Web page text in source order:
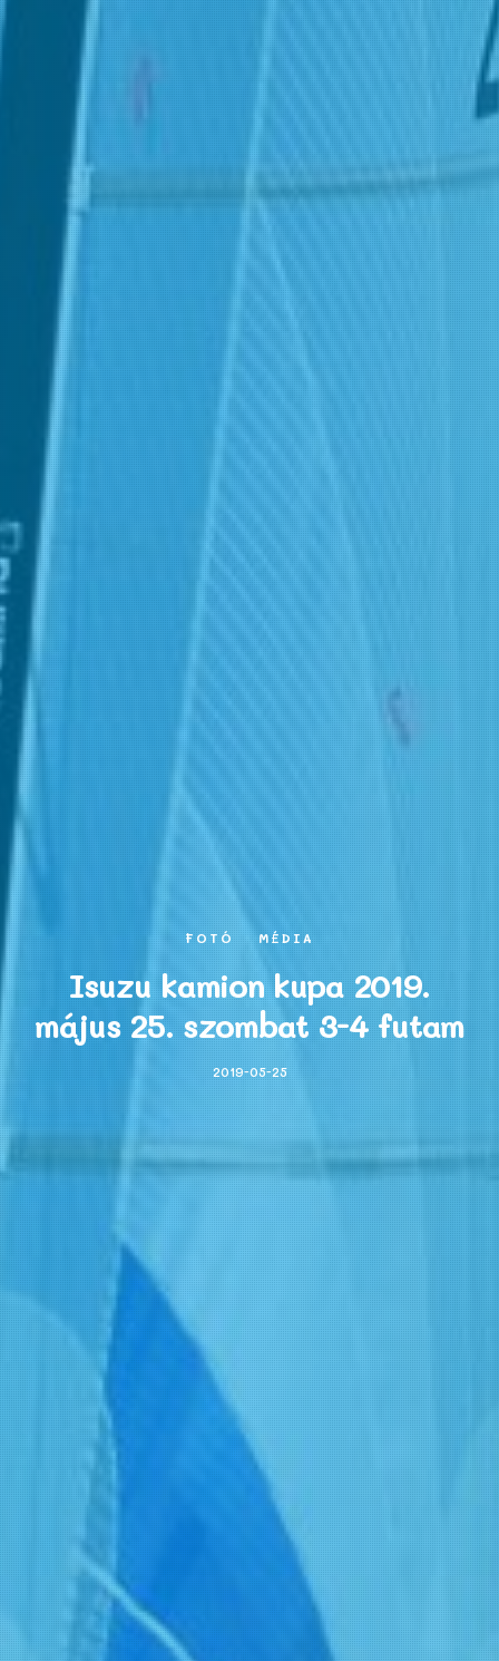
FOTÓ MÉDIA
Isuzu kamion kupa 2019.
május 25. szombat 3-4 futam
2019-05-25